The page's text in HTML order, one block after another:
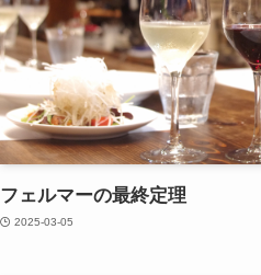
フェルマーの最終定理
2025-03-05